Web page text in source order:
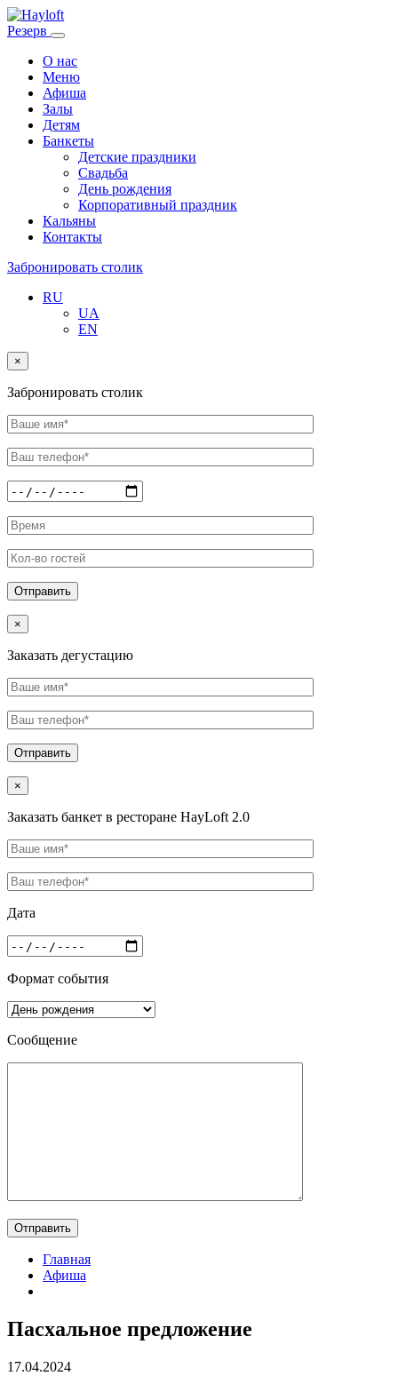
Резерв
О нас
Меню
Афиша
Залы
Детям
Банкеты
Детские праздники
Свадьба
День рождения
Корпоративный праздник
Кальяны
Контакты
Забронировать столик
RU
UA
EN
×
Забронировать столик
×
Заказать дегустацию
×
Заказать банкет в ресторане HayLoft 2.0
Дата
Формат события
Сообщение
Главная
Афиша
Пасхальное предложение
17.04.2024